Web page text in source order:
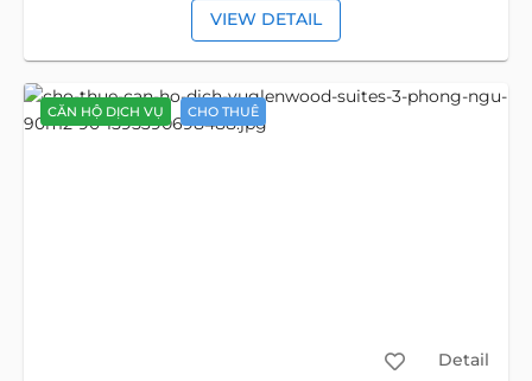
VIEW DETAIL
CĂN HỘ DỊCH VỤ CHO THUÊ
Detail